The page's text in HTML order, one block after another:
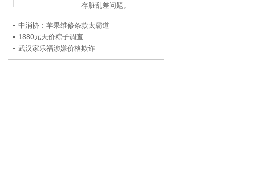
存脏乱差问题。
中消协：苹果维修条款太霸道
1880元天价粽子调查
武汉家乐福涉嫌价格欺诈